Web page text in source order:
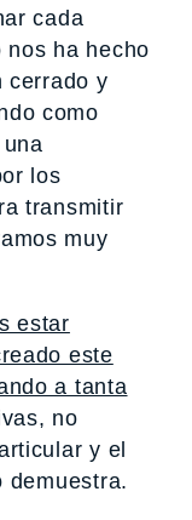
cada
nos ha hecho
cerrado y
como
los
transmitir
muy
estar
este
a tanta
no
y el
demuestra.